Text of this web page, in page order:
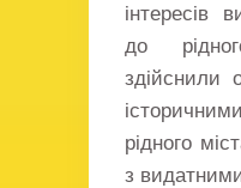
інтересів
до
здійснили
рідного
з